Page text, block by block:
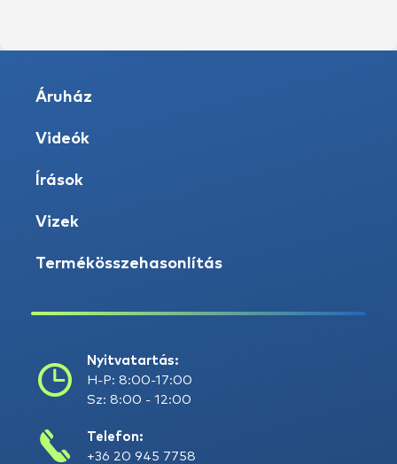
Áruház
Videók
Írások
Vizek
Termékösszehasonlítás
Nyitvatartás:
H-P: 8:00-17:00
Sz: 8:00 - 12:00
Telefon:
+36 20 945 7758